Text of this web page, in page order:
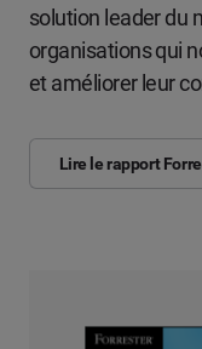
solution leader du
organisations qui
et améliorer leur
Lire le rapport